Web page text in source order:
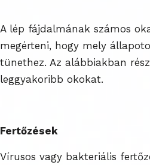
A lép fájdalmának számos
megérteni, hogy mely
tünethez. Az alábbiakban
leggyakoribb okokat.
Fertőzések
Vírusos vagy bakteriális